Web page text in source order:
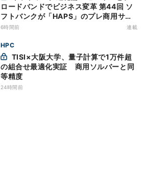
ロードバンドでビジネス変革 第44回 ソ
フトバンクが「HAPS」のプレ商用サー
ビス開始を表明、本格的な商用展開のめ
6時間前 連載
HPC
の組合せ最適化実証 商用ソルバーと同
等精度
24時間前